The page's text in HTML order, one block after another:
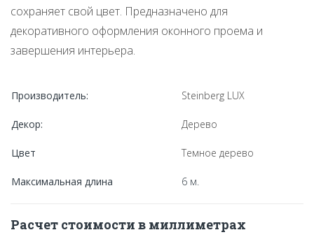
сохраняет свой цвет. Предназначено для
декоративного оформления оконного проема и
завершения интерьера.
Производитель: Steinberg LUX
Декор: Дерево
Цвет Темное дерево
Максимальная длина 6 м.
Расчет стоимости в миллиметрах